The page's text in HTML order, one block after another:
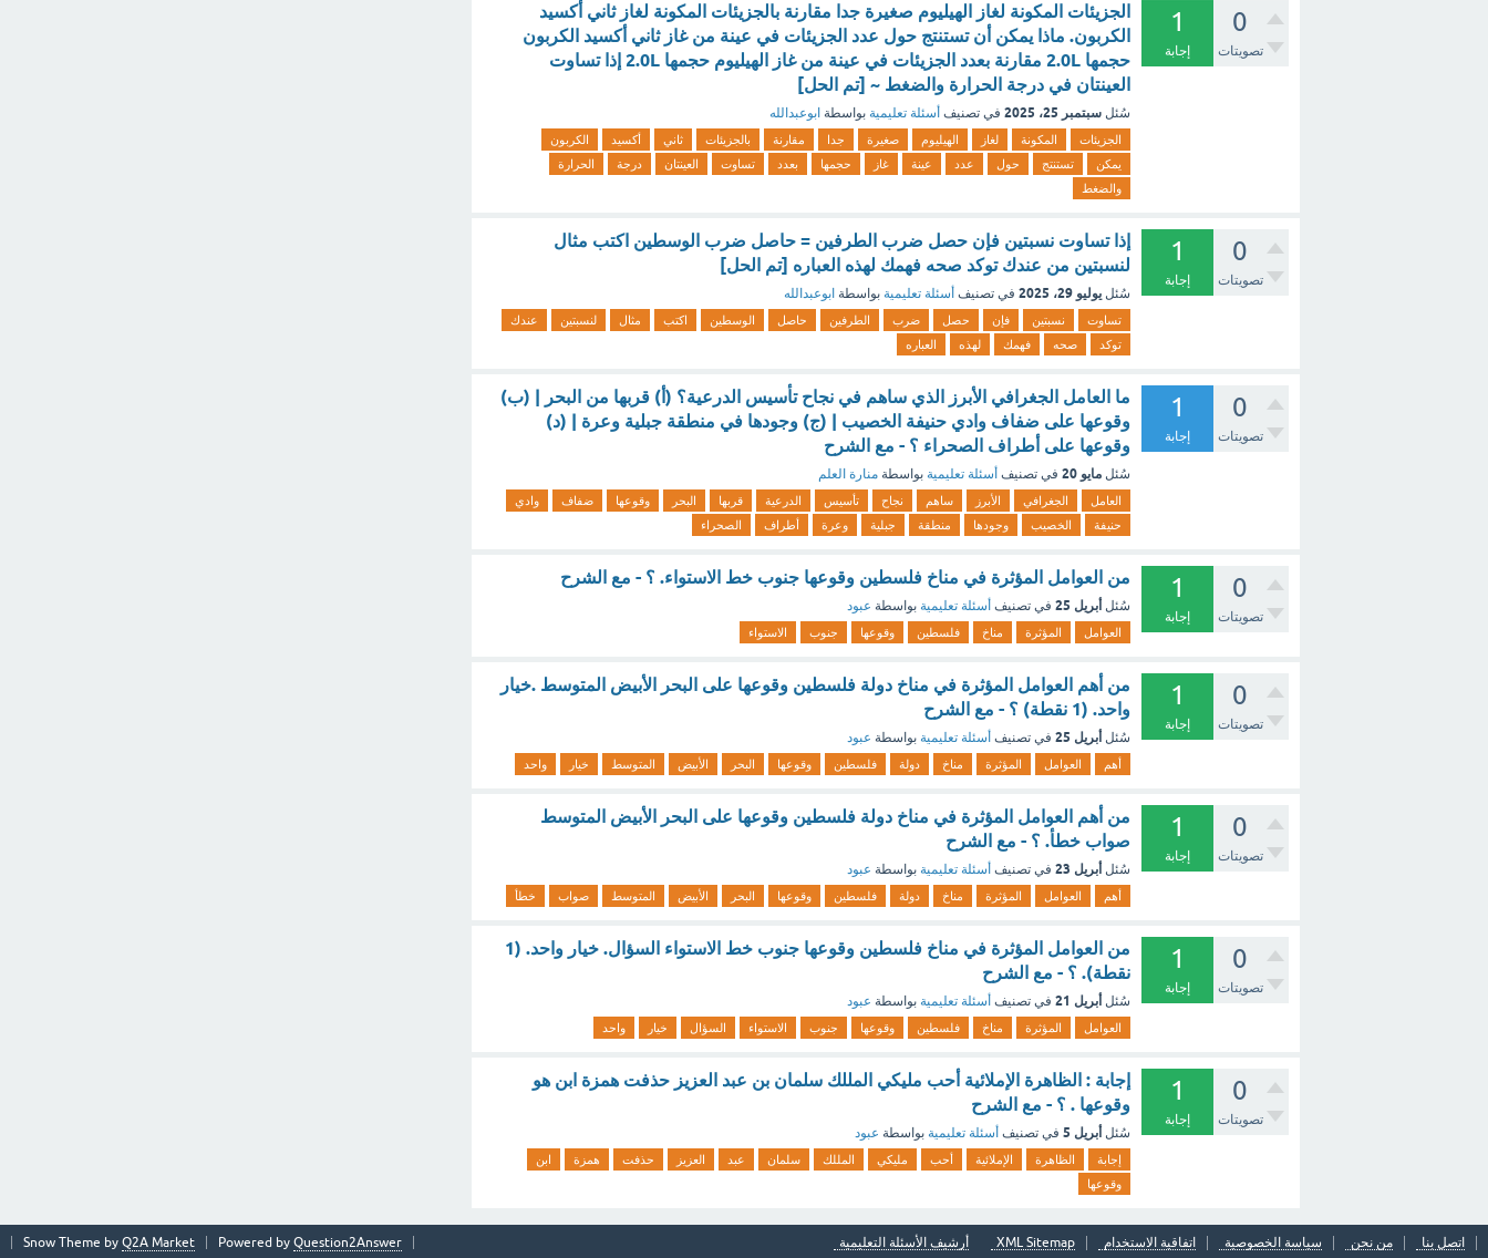
0
تصويتات
1
إجابة
الجزيئات المكونة لغاز الهيليوم صغيرة جدا مقارنة بالجزيئات المكونة لغاز ثاني أكسيد
الكربون. ماذا يمكن أن تستنتج حول عدد الجزيئات في عينة من غاز ثاني أكسيد الكربون
حجمها 2.0L مقارنة بعدد الجزيئات في عينة من غاز الهيليوم حجمها 2.0L إذا تساوت
العينتان في درجة الحرارة والضغط ~ [تم الحل]
سُئل سبتمبر 25، 2025 في تصنيف أسئلة تعليمية بواسطة ابوعبدالله
الجزيئات المكونة لغاز الهيليوم صغيرة جدا مقارنة بالجزيئات ثاني أكسيد
الكربون
يمكن
تستنتج حول عدد عينة غاز حجمها بعدد تساوت العينتان درجة
الحرارة
والضغط
0
تصويتات
1
إجابة
إذا تساوت نسبتين فإن حصل ضرب الطرفين = حاصل ضرب الوسطين اكتب مثال
لنسبتين من عندك توكد صحه فهمك لهذه العباره [تم الحل]
سُئل يوليو 29، 2025 في تصنيف أسئلة تعليمية بواسطة ابوعبدالله
تساوت نسبتين فإن حصل ضرب الطرفين حاصل الوسطين اكتب مثال لنسبتين
عندك
توكد
صحه فهمك لهذه العباره
0
تصويتات
1
إجابة
ما العامل الجغرافي الأبرز الذي ساهم في نجاح تأسيس الدرعية؟ (أ) قربها من البحر | (ب)
وقوعها على ضفاف وادي حنيفة الخصيب | (ج) وجودها في منطقة جبلية وعرة | (د)
وقوعها على أطراف الصحراء ؟ - مع الشرح
سُئل مايو 20 في تصنيف أسئلة تعليمية بواسطة منارة العلم
العامل الجغرافي الأبرز ساهم نجاح تأسيس الدرعية قربها البحر وقوعها ضفاف
وادي
حنيفة
الخصيب وجودها منطقة جبلية وعرة أطراف الصحراء
0
تصويتات
1
إجابة
من العوامل المؤثرة في مناخ فلسطين وقوعها جنوب خط الاستواء. ؟ - مع الشرح
سُئل أبريل 25 في تصنيف أسئلة تعليمية بواسطة عبود
العوامل المؤثرة مناخ فلسطين وقوعها جنوب الاستواء
0
تصويتات
1
إجابة
من أهم العوامل المؤثرة في مناخ دولة فلسطين وقوعها على البحر الأبيض المتوسط .خيار
واحد. (1 نقطة) ؟ - مع الشرح
سُئل أبريل 25 في تصنيف أسئلة تعليمية بواسطة عبود
أهم العوامل المؤثرة مناخ دولة فلسطين وقوعها البحر الأبيض المتوسط خيار واحد
0
تصويتات
1
إجابة
من أهم العوامل المؤثرة في مناخ دولة فلسطين وقوعها على البحر الأبيض المتوسط
صواب خطأ. ؟ - مع الشرح
سُئل أبريل 23 في تصنيف أسئلة تعليمية بواسطة عبود
أهم العوامل المؤثرة مناخ دولة فلسطين وقوعها البحر الأبيض المتوسط صواب خطأ
0
تصويتات
1
إجابة
من العوامل المؤثرة في مناخ فلسطين وقوعها جنوب خط الاستواء السؤال. خيار واحد. (1
نقطة). ؟ - مع الشرح
سُئل أبريل 21 في تصنيف أسئلة تعليمية بواسطة عبود
العوامل المؤثرة مناخ فلسطين وقوعها جنوب الاستواء السؤال خيار واحد
0
تصويتات
1
إجابة
إجابة : الظاهرة الإملائية أحب مليكي المللك سلمان بن عبد العزيز حذفت همزة ابن هو
وقوعها . ؟ - مع الشرح
سُئل أبريل 5 في تصنيف أسئلة تعليمية بواسطة عبود
إجابة الظاهرة الإملائية أحب مليكي المللك سلمان عبد العزيز حذفت همزة
ابن
وقوعها
اتصل بنا من نحن سياسة الخصوصية اتفاقية الاستخدام XML Sitemap أرشيف الأسئلة التعليمية Snow Theme by Q2A Market Powered by Question2Answer